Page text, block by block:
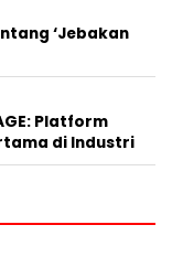
‘Jebakan
Platform
di Industri